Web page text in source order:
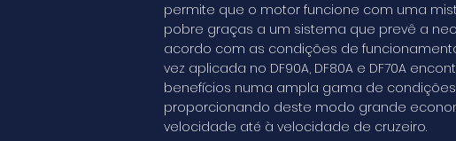
permite que o motor funcione com uma
pobre graças a um sistema que prevê a
acordo com as condições de
vez aplicada no DF90A, DF80A e DF70A
benefícios numa ampla gama de
proporcionando deste modo grande
velocidade até à velocidade de cruzeiro.